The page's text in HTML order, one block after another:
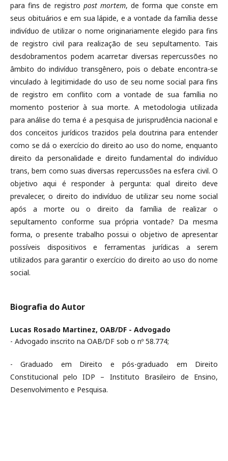
para fins de registro post mortem, de forma que conste em
seus obituários e em sua lápide, e a vontade da família desse
indivíduo de utilizar o nome originariamente elegido para fins
de registro civil para realização de seu sepultamento. Tais
desdobramentos podem acarretar diversas repercussões no
âmbito do indivíduo transgênero, pois o debate encontra-se
vinculado à legitimidade do uso de seu nome social para fins
de registro em conflito com a vontade de sua família no
momento posterior à sua morte. A metodologia utilizada
para análise do tema é a pesquisa de jurisprudência nacional e
dos conceitos jurídicos trazidos pela doutrina para entender
como se dá o exercício do direito ao uso do nome, enquanto
direito da personalidade e direito fundamental do indivíduo
trans, bem como suas diversas repercussões na esfera civil. O
objetivo aqui é responder à pergunta: qual direito deve
prevalecer, o direito do indivíduo de utilizar seu nome social
após a morte ou o direito da família de realizar o
sepultamento conforme sua própria vontade? Da mesma
forma, o presente trabalho possui o objetivo de apresentar
possíveis dispositivos e ferramentas jurídicas a serem
utilizados para garantir o exercício do direito ao uso do nome
social.
Biografia do Autor
Lucas Rosado Martinez, OAB/DF - Advogado
- Advogado inscrito na OAB/DF sob o nº 58.774;
- Graduado em Direito e pós-graduado em Direito
Constitucional pelo IDP – Instituto Brasileiro de Ensino,
Desenvolvimento e Pesquisa.